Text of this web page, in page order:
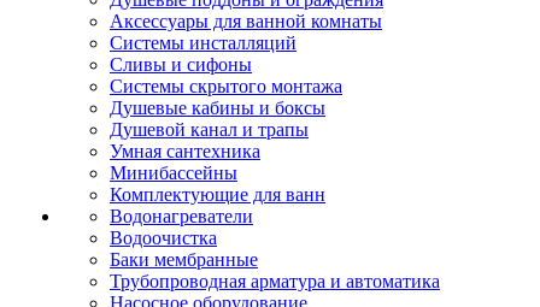
Аксессуары для ванной комнаты
Системы инсталляций
Сливы и сифоны
Системы скрытого монтажа
Душевые кабины и боксы
Душевой канал и трапы
Умная сантехника
Минибассейны
Комплектующие для ванн
Водонагреватели
Водоочистка
Баки мембранные
Трубопроводная арматура и автоматика
Насосное оборудование